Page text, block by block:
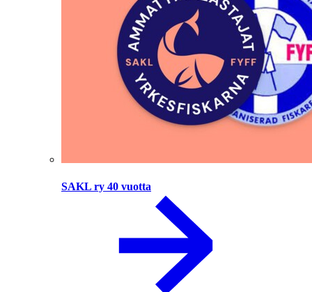
SAKL ry 40 vuotta